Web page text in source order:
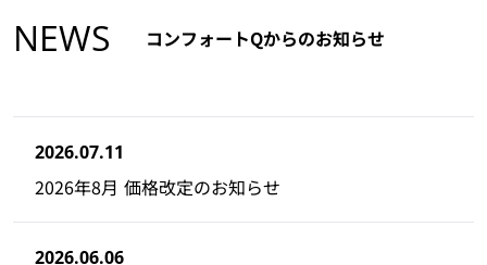
NEWS コンフォートQからのお知らせ
2026.07.11
2026年8月 価格改定のお知らせ
2026.06.06